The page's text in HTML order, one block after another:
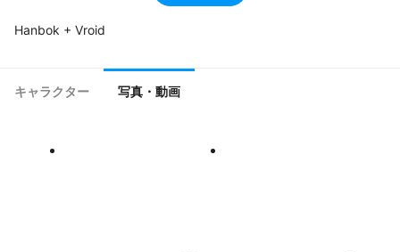
Hanbok + Vroid
キャラクター 写真・動画